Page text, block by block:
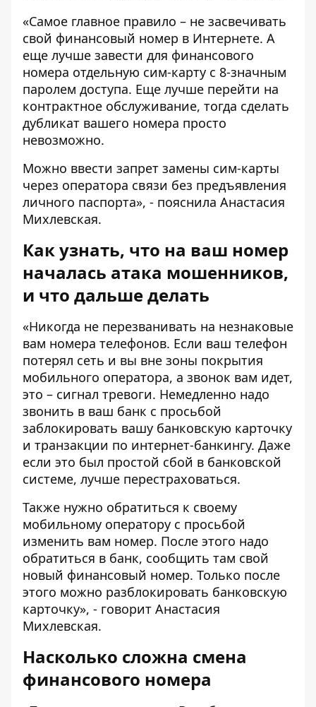
«Самое главное правило – не засвечивать
свой финансовый номер в Интернете. А
еще лучше завести для финансового
номера отдельную сим-карту с 8-значным
паролем доступа. Еще лучше перейти на
контрактное обслуживание, тогда сделать
дубликат вашего номера просто
невозможно.
Можно ввести запрет замены сим-карты
через оператора связи без предъявления
личного паспорта», - пояснила Анастасия
Михлевская.
Как узнать, что на ваш номер
началась атака мошенников,
и что дальше делать
«Никогда не перезванивать на незнаковые
вам номера телефонов. Если ваш телефон
потерял сеть и вы вне зоны покрытия
мобильного оператора, а звонок вам идет,
это – сигнал тревоги. Немедленно надо
звонить в ваш банк с просьбой
заблокировать вашу банковскую карточку
и транзакции по интернет-банкингу. Даже
если это был простой сбой в банковской
системе, лучше перестраховаться.
Также нужно обратиться к своему
мобильному оператору с просьбой
изменить вам номер. После этого надо
обратиться в банк, сообщить там свой
новый финансовый номер. Только после
этого можно разблокировать банковскую
карточку», - говорит Анастасия
Михлевская.
Насколько сложна смена
финансового номера